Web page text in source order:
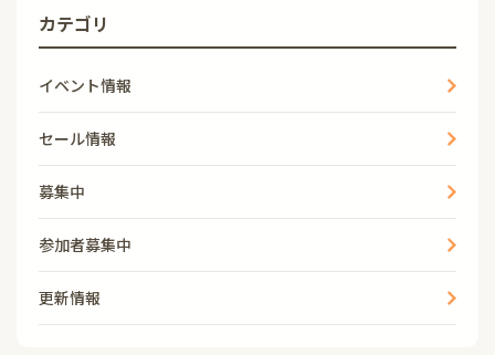
カテゴリ
イベント情報
セール情報
募集中
参加者募集中
更新情報